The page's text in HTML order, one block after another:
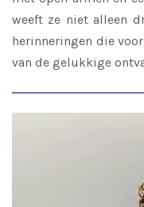
weeft ze niet alleen
herinneringen die
van de gelukkige